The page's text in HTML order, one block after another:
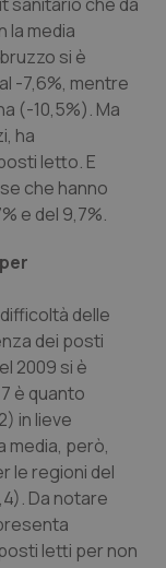
la media
si è
-7,6%, mentre
(-10,5%). Ma
ha
letto. E
che hanno
e del 9,7%.
delle
dei posti
2009 si è
è quanto
in lieve
media, però,
le regioni del
Da notare
letti per non